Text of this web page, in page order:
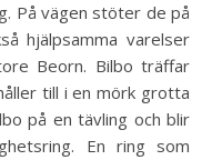
På vägen stöter de på
hjälpsamma varelser
Beorn. Bilbo träffar
till i en mörk grotta
på en tävling och blir
En ring som